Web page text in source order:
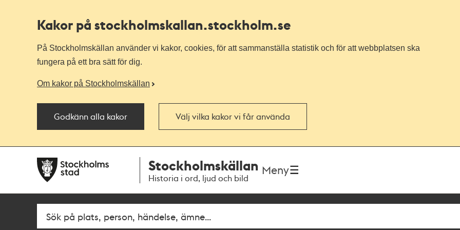
Kakor på stockholmskallan.stockholm.se
På Stockholmskällan använder vi kakor, cookies, för att sammanställa statistik och för att webbplatsen ska
fungera på ett bra sätt för dig.
Om kakor på Stockholmskällan
Godkänn alla kakor Välj vilka kakor vi får använda
navigationen
huvudinnehållet
Stockholmskällan
Historia i ord, ljud och bild
Meny
SökFritextsök